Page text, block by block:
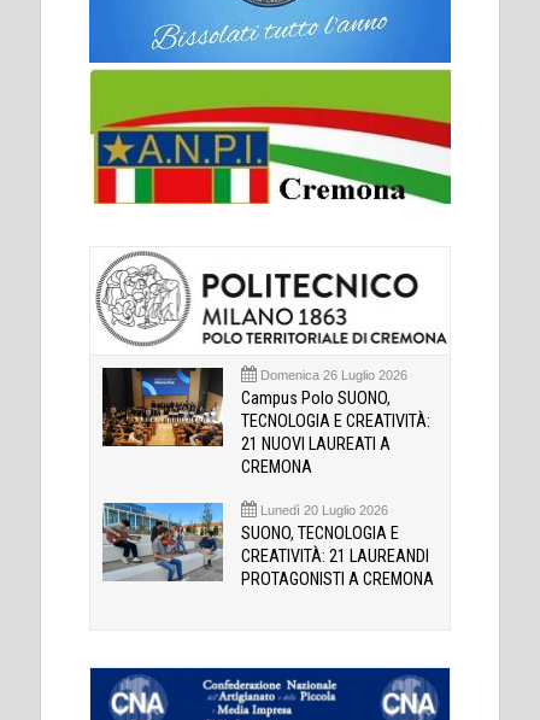
Domenica 26 Luglio 2026
Campus Polo SUONO,
TECNOLOGIA E CREATIVITÀ:
21 NUOVI LAUREATI A
CREMONA
Lunedì 20 Luglio 2026
SUONO, TECNOLOGIA E
CREATIVITÀ: 21 LAUREANDI
PROTAGONISTI A CREMONA